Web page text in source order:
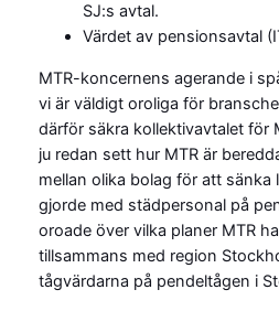
SJ:s avtal.
Värdet av pensionsavtal
MTR-koncernens agerande i
vi är väldigt oroliga för
därför säkra kollektivavtalet för
ju redan sett hur MTR är
mellan olika bolag för att
gjorde med städpersonal på
oroade över vilka planer MTR
tillsammans med region
tågvärdarna på pendeltågen i